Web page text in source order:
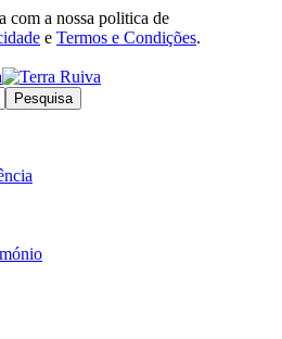
com a nossa politica de
e Termos e Condições.